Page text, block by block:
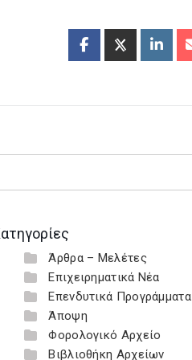
Άρθρα – Μελέτες
Επιχειρηματικά Νέα
Επενδυτικά Προγράμματα
Άποψη
Φορολογικό Αρχείο
Βιβλιοθήκη Αρχείων